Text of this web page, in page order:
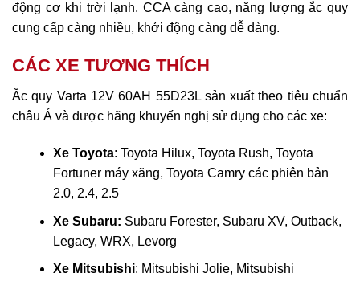
động cơ khi trời lạnh. CCA càng cao, năng lượng ắc quy
cung cấp càng nhiều, khởi động càng dễ dàng.
CÁC XE TƯƠNG THÍCH
Ắc quy Varta 12V 60AH 55D23L sản xuất theo tiêu chuẩn
châu Á và được hãng khuyến nghị sử dụng cho các xe:
Xe Toyota: Toyota Hilux, Toyota Rush, Toyota
Fortuner máy xăng, Toyota Camry các phiên bản
2.0, 2.4, 2.5
Xe Subaru: Subaru Forester, Subaru XV, Outback,
Legacy, WRX, Levorg
Xe Mitsubishi: Mitsubishi Jolie, Mitsubishi